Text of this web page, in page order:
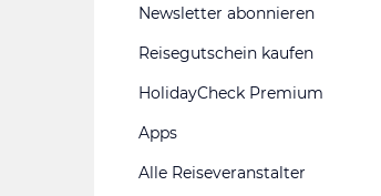
Newsletter abonnieren
Reisegutschein kaufen
HolidayCheck Premium
Apps
Alle Reiseveranstalter